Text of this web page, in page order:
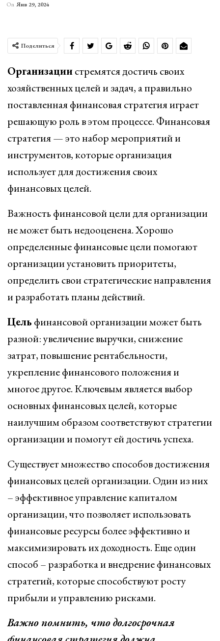
On Янв 29, 2024
Поделиться
Организациистремятся достичь своих
хозяйственных целей и задач, а правильно
поставленная финансовая стратегия играет
решающую роль в этом процессе. Финансовая
стратегия — это набор мероприятий и
инструментов, которые организация
использует для достижения своих
финансовых целей.
Важность финансовой цели для организации
не может быть недооценена. Хорошо
определенные финансовые цели помогают
организации установить приоритеты,
определить свои стратегические направления
и разработать планы действий.
Цель финансовой организации может быть
разной: увеличение выручки, снижение
затрат, повышение рентабельности,
укрепление финансового положения и
многое другое. Ключевым является выбор
основных финансовых целей, которые
наилучшим образом соответствуют стратегии
организации и помогут ей достичь успеха.
Существует множество способов достижения
финансовых целей организации. Один из них
– эффективное управление капиталом
организации, что позволяет использовать
финансовые ресурсы более эффективно и
максимизировать их доходность. Еще один
способ – разработка и внедрение финансовых
стратегий, которые способствуют росту
прибыли и управлению рисками.
Важно помнить, что долгосрочная